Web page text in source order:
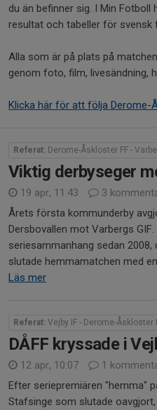
du än befinner sig. I Min Fotboll
resultat och tabeller för svensk
Alla som är på plats på
genom foto, film, livesändning,
Klicka här för att följa Derome-
Referat: Derome-Åskloster FF -
Viktig derbyseger
19 apr, 11:43
3
Årets första kommunderby
Dersbovallen mot Varbergs
seriesammanhang sedan 2008,
slutade hemmamatchen med
Läs mer
Referat: Vejby IF - Derome-Åskloster
DÅFF kryssade i
12 apr, 10:07
1
Efter seriepremiären "hemma"
Stafsinge som slutade